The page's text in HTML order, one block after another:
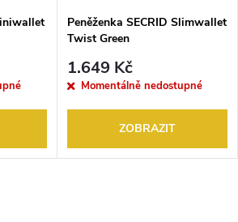
Peněženka SECRID Slimwallet
Twist Green
1.649 Kč
Momentálně nedostupné
ZOBRAZIT